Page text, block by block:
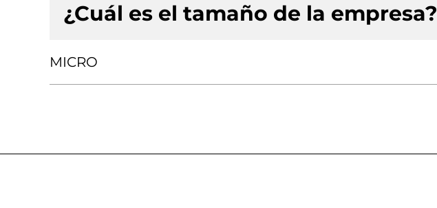
¿Cuál es el tamaño de la empresa?
MICRO